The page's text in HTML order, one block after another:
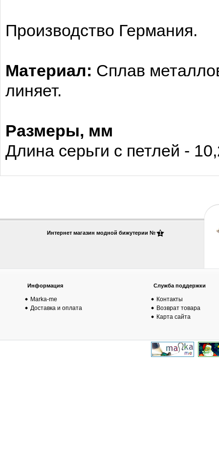
Производство Германия.
Материал: Сплав
линяет.
Размеры, мм
Длина серьги с петлей -
Интернет магазин модной бижутерии № 1
Информация
Marka-me
Доставка и оплата
Служба поддержки
Контакты
Возврат товара
Карта сайта